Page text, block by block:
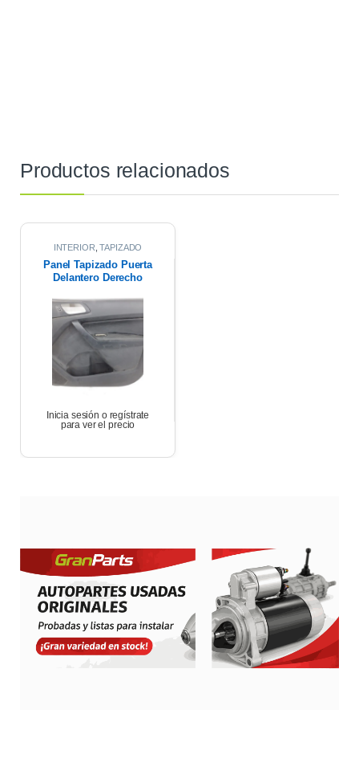
Productos relacionados
INTERIOR ,TAPIZADO
Panel Tapizado Puerta
Delantero Derecho
Inicia sesión o regístrate
para ver el precio